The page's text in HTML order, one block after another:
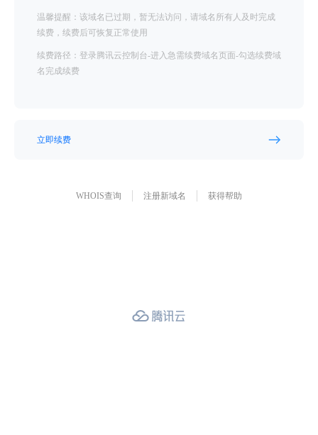
温馨提醒：该域名已过期，暂无法访问，请域名所有人及时完成
续费，续费后可恢复正常使用
续费路径：登录腾讯云控制台-进入急需续费域名页面-勾选续费域
名完成续费
立即续费
WHOIS查询 注册新域名 获得帮助